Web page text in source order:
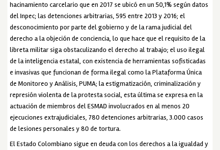
hacinamiento carcelario que en 2017 se ubicó en un 50,1% según datos
del Inpec; las detenciones arbitrarias, 595 entre 2013 y 2016; el
desconocimiento por parte del gobierno y de la rama judicial del
derecho a la objeción de conciencia, lo que hace que el requisito de la
libreta militar siga obstaculizando el derecho al trabajo; el uso ilegal
de la inteligencia estatal, con existencia de herramientas sofisticadas
e invasivas que funcionan de forma ilegal como la Plataforma Única
de Monitoreo y Análisis, PUMA; la estigmatización, criminalización y
represión violenta de la protesta social, esta última se expresa en la
actuación de miembros del ESMAD involucrados en al menos 20
ejecuciones extrajudiciales, 780 detenciones arbitrarias, 3.000 casos
de lesiones personales y 80 de tortura.
El Estado Colombiano sigue en deuda con los derechos a la igualdad y